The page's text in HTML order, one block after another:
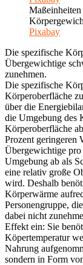
Maßeinheiten
Pixabay
Die spezifische
Übergewichtige
zunehmen.
Die spezifische
Körperoberfläche
über die
die Umgebung des
Körperoberfläche
Prozent geringeren
Übergewichtige
Umgebung ab als
eine relativ große
wird. Deshalb
Körperwärme
Personengruppe,
dabei nicht
Effekt ein: Sie
Köpertemperatur
Nahrung
sondern in Form